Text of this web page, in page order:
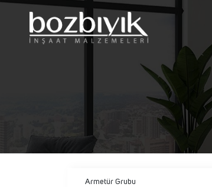
Armetür Grubu